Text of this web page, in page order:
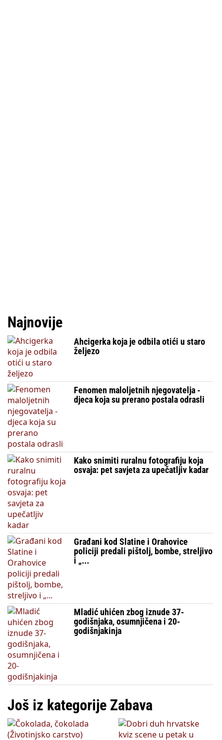
Najnovije
Ahcigerka koja je odbila otići u staro
željezo
Fenomen maloljetnih njegovatelja -
djeca koja su prerano postala odrasli
Kako snimiti ruralnu fotografiju koja
osvaja: pet savjeta za upečatljiv kadar
Građani kod Slatine i Orahovice
policiji predali pištolj, bombe, streljivo
i „...
Mladić uhićen zbog iznude 37-
godišnjaka, osumnjičena i 20-
godišnjakinja
Još iz kategorije Zabava